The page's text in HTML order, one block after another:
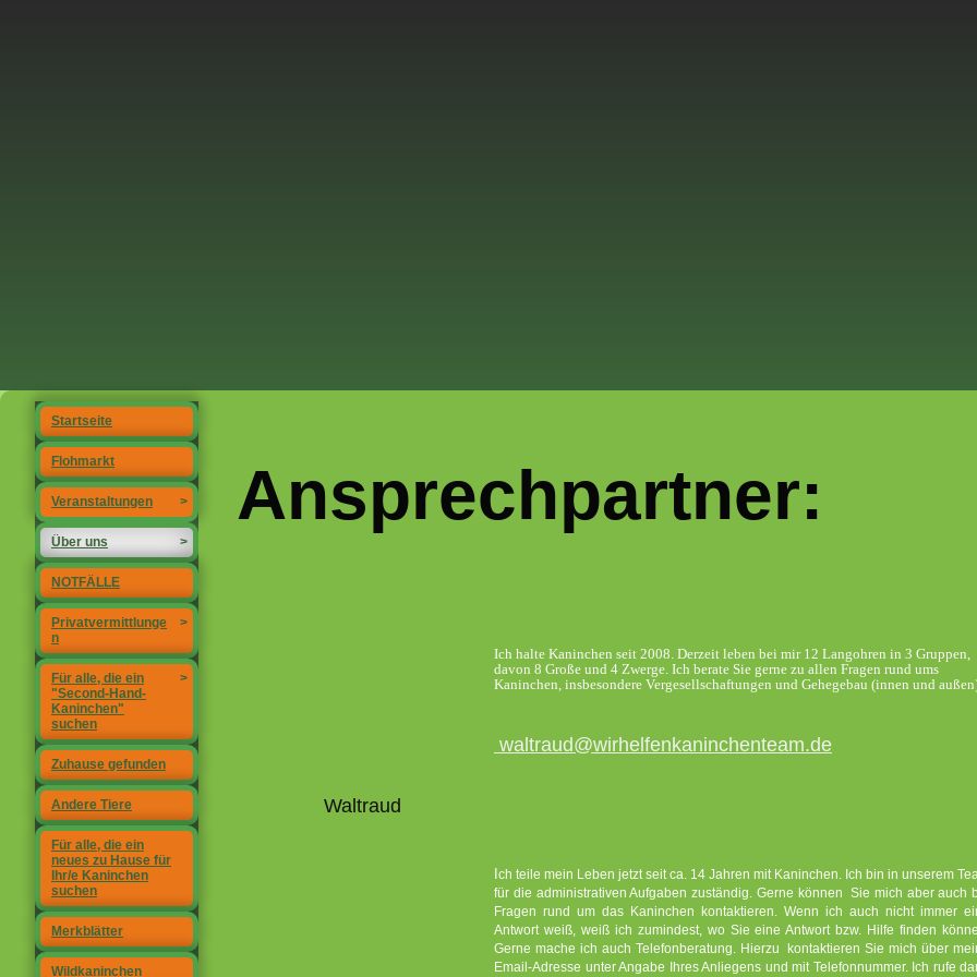
Startseite
Flohmarkt
>
Veranstaltungen
>
Über uns
NOTFÄLLE
>
Privatvermittlunge
n
>
Für alle, die ein
"Second-Hand-
Kaninchen"
suchen
Zuhause gefunden
Andere Tiere
Für alle, die ein
neues zu Hause für
Ihr/e Kaninchen
suchen
Merkblätter
Wildkaninchen
Ansprechpartner:
Waltraud
Ich halte Kaninchen seit 2008. Derzeit leben bei mir 12 Langohren in 3 Gruppen,
davon 8 Große und 4 Zwerge. Ich berate Sie gerne zu allen Fragen rund ums
Kaninchen, insbesondere Vergesellschaftungen und Gehegebau (innen und
waltraud@wirhelfenkaninchenteam.de
ch teile mein Leben jetzt seit ca. 14 Jahren mit Kaninchen. Ich bin in unserem
für die administrativen Aufgaben zuständig. Gerne können Sie mich aber auch
Fragen rund um das Kaninchen kontaktieren. Wenn ich auch nicht immer
Antwort weiß, weiß ich zumindest, wo Sie eine Antwort bzw. Hilfe finden
Gerne mache ich auch Telefonberatung. Hierzu kontaktieren Sie mich über
Email-Adresse unter Angabe Ihres Anliegens und mit Telefonnummer. Ich rufe